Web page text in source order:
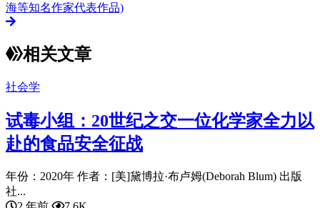
海等知名作家代表作品)
相关文章
社会学
试毒小组：20世纪之交一位化学家全力以
赴的食品安全征战
年份：2020年 作者：[美]黛博拉·布卢姆(Deborah Blum) 出版
社...